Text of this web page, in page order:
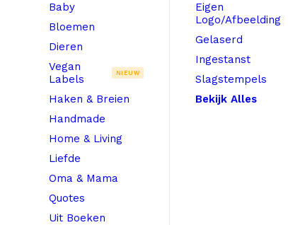
Baby
Bloemen
Dieren
Vegan
Labels
NIEUW
Haken & Breien
Handmade
Home & Living
Liefde
Oma & Mama
Quotes
Uit Boeken
Eigen
Logo/Afbeelding
Gelaserd
Ingestanst
Slagstempels
Bekijk Alles